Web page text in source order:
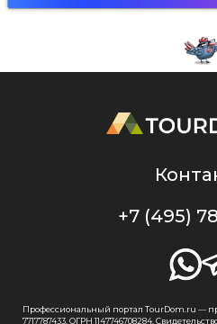
+7 (495)
Профессиональный портал TourDom.ru —
7717787433, ОГРН 1147746708284.